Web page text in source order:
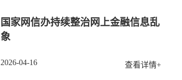
国家网信办持续整治网上金融信息乱
象
2026-04-16 查看详情+